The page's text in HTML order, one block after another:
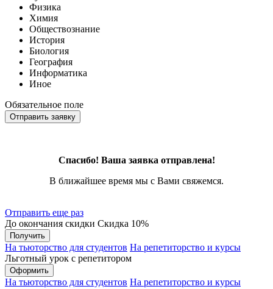
Физика
Химия
Обществознание
История
Биология
География
Информатика
Иное
Обязательное поле
Отправить заявку
Спасибо! Ваша заявка отправлена!
В ближайшее время мы с Вами свяжемся.
Отправить еще раз
До окончания скидки Скидка 10%
Получить
На тьюторство для студентов На репетиторство и курсы
Льготный урок с репетитором
Оформить
На тьюторство для студентов На репетиторство и курсы